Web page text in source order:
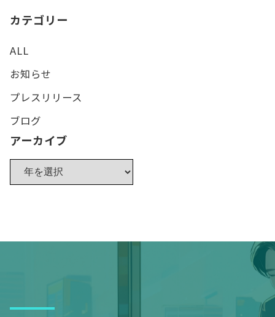
カテゴリー
ALL
お知らせ
プレスリリース
ブログ
アーカイブ